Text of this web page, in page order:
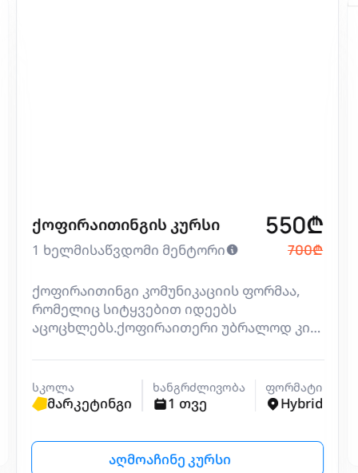
ქოფირაითინგის კურსი 550₾
1 ხელმისაწვდომი მენტორი 700₾
ქოფირაითინგი კომუნიკაციის ფორმაა,
რომელიც სიტყვებით იდეებს
აცოცხლებს.ქოფირაითერი უბრალოდ კი
და მომხმარებელში ემოციას
აღვიძებს.ქოფირაითინგის კურსი
დაგეხმარება გაიგო, როგორ აქციო იდეა
სასურველი ქმედებისკენ უბიძგო. რატომ
უნდა ისწავლო ქოფირაითინგის კურსი
სკოლა
მარკეტინგი
ხანგრძლივობა
1 თვე
ფორმატი
Hybrid
აღმოაჩინე კურსი